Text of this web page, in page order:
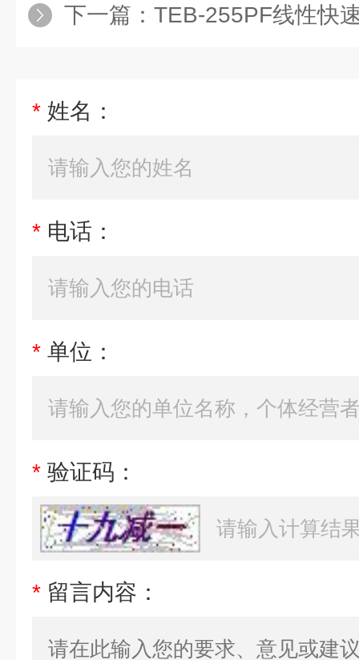
下一篇： TEB-255PF线性快
* 姓名：
* 电话：
* 单位：
* 验证码：
* 留言内容：